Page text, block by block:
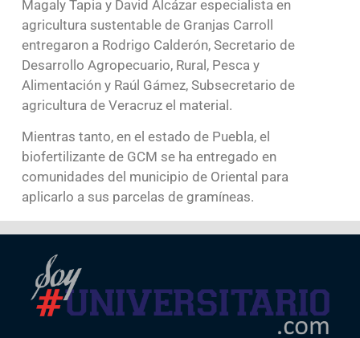
Magaly Tapia y David Alcázar especialista en
agricultura sustentable de Granjas Carroll
entregaron a Rodrigo Calderón, Secretario de
Desarrollo Agropecuario, Rural, Pesca y
Alimentación y Raúl Gámez, Subsecretario de
agricultura de Veracruz el material.
Mientras tanto, en el estado de Puebla, el
biofertilizante de GCM se ha entregado en
comunidades del municipio de Oriental para
aplicarlo a sus parcelas de gramíneas.